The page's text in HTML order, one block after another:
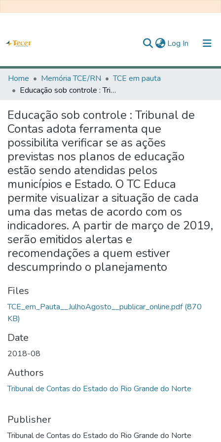
Log In (current)
Home
All of DSpace
Statistics
Statistics
About TECER
Home Memória TCE/RN
TCE em pauta
Educação sob controle : Tribunal de Contas adota ferramenta que possibilita verificar se as ações previstas nos planos de educação estão sendo atendidas pelos municípios e Estado. O TC Educa permite visualizar a situação de cada uma das metas de acordo com os indicadores. A partir de março de 2019, serão emitidos alertas e recomendações a quem estiver descumprindo o planejamento
Educação sob controle : Tribunal de
Contas adota ferramenta que
possibilita verificar se as ações
previstas nos planos de educação
estão sendo atendidas pelos
municípios e Estado. O TC Educa
permite visualizar a situação de cada
uma das metas de acordo com os
indicadores. A partir de março de 2019,
serão emitidos alertas e
recomendações a quem estiver
descumprindo o planejamento
Files
TCE_em_Pauta__JulhoAgosto__publicar_online.pdf(870
KB)
Date
2018-08
Authors
Tribunal de Contas do Estado do Rio Grande do Norte
Publisher
Tribunal de Contas do Estado do Rio Grande do Norte